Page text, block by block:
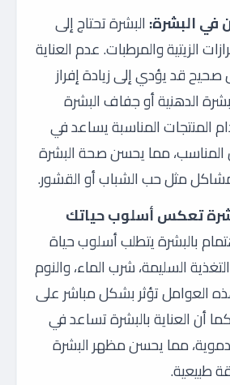
في البشرة: البشرة تحتاج إلى
الزيتية والمرطبات. عدم العناية
قد يؤدي إلى زيادة إفراز
الدهنية أو جفاف البشرة
المنتجات المناسبة يساعد في
المناسب، مما يحسن صحة البشرة
مثل حب الشباب أو القشور.
تعكس أسلوب حياتك
بالبشرة يتطلب أسلوب حياة
السليمة، شرب الماء، والنوم
العوامل تؤثر بشكل مباشر على
أن العناية بالبشرة تساعد في
مما يحسن مظهر البشرة
طبيعية.